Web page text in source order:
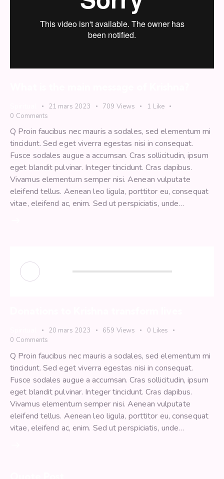
21 mars 2023 709 Views 1 Like
0 Comments
Q Proin faucibus nec mauris a sodales, sed elementum mi
tincidunt. Sed eget viverra egestas nisi in consequat.
Fusce sodales augue a accumsan. Cras sollicitudin, ipsum
eget blandit pulvinar. Integer tincidunt. Cras dapibus.
Vivamus elementum semper nisi. Aenean vulputate
eleifend tellus. Aenean leo ligula, porttitor eu, consequat
vitae, eleifend ac, enim. Sed ut perspiciatis, unde…
Lecteur
audio
20 mars 2023 659 Views 0 Likes
0 Comments
Q Proin faucibus nec mauris a sodales, sed elementum mi
tincidunt. Sed eget viverra egestas nisi in consequat.
Fusce sodales augue a accumsan. Cras sollicitudin, ipsum
eget blandit pulvinar. Integer tincidunt. Cras dapibus.
Vivamus elementum semper nisi. Aenean vulputate
eleifend tellus. Aenean leo ligula, porttitor eu, consequat
vitae, eleifend ac, enim. Sed ut perspiciatis, unde…